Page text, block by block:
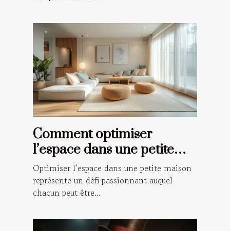
Comment optimiser
l’espace dans une petite
maison ?
Optimiser l’espace dans une petite maison
représente un défi passionnant auquel
chacun peut être...